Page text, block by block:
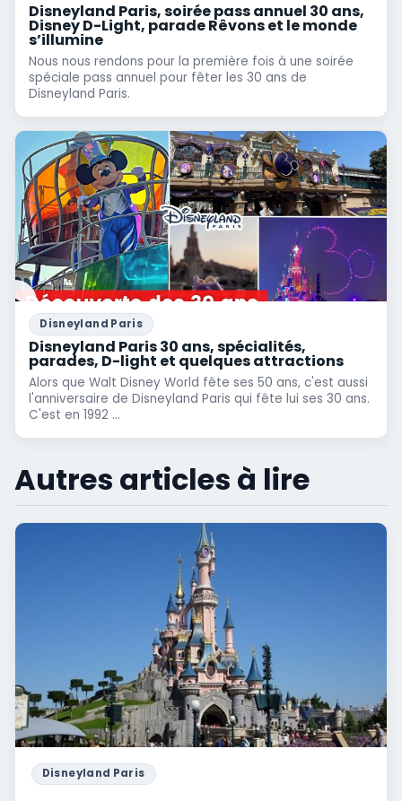
Disneyland Paris, soirée pass annuel 30 ans,
Disney D-Light, parade Rêvons et le monde
s’illumine
Nous nous rendons pour la première fois à une soirée
spéciale pass annuel pour fêter les 30 ans de
Disneyland Paris.
Disneyland Paris
Disneyland Paris 30 ans, spécialités,
parades, D-light et quelques attractions
Alors que Walt Disney World fête ses 50 ans, c'est aussi
l'anniversaire de Disneyland Paris qui fête lui ses 30 ans.
C'est en 1992 ...
Autres articles à lire
Disneyland Paris